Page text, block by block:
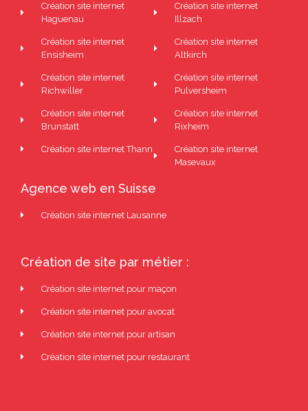
Création site internet
Haguenau
Création site internet
Ensisheim
Création site internet
Richwiller
Création site internet
Brunstatt
Création site internet Thann
Création site internet
Illzach
Création site internet
Altkirch
Création site internet
Pulversheim
Création site internet
Rixheim
Création site internet
Masevaux
Agence web en Suisse
Création site internet Lausanne
Création de site par métier :
Création site internet pour maçon
Création site internet pour avocat
Création site internet pour artisan
Création site internet pour restaurant